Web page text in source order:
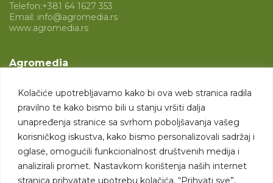
Kolačiće upotrebljavamo kako bi ova web stranica radila
pravilno te kako bismo bili u stanju vršiti dalja
unapređenja stranice sa svrhom poboljšavanja vašeg
korisničkog iskustva, kako bismo personalizovali sadržaj i
oglase, omogućili funkcionalnost društvenih medija i
analizirali promet. Nastavkom korištenja naših internet
stranica prihvatate upotrebu kolačića. “Prihvati sve”,
Telefon:+381 64 1627 353
Email: info@agromedia.rs
www.agromedia.rs
Agromedia
Svet poljoprivrede
Marketing usluge
Tražimo saradnike
Kontakt